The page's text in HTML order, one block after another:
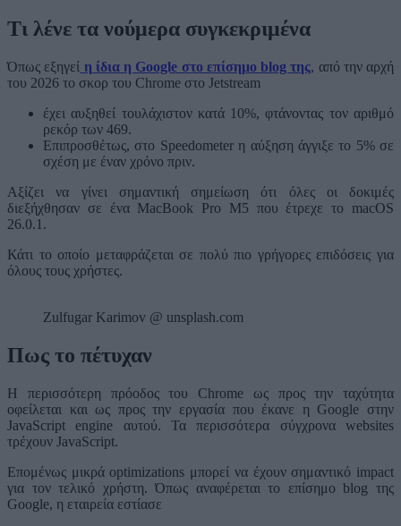
Τι λένε τα νούμερα συγκεκριμένα
Όπως εξηγεί η ίδια η Google στο επίσημο blog της, από την αρχή
του 2026 το σκορ του Chrome στο Jetstream
έχει αυξηθεί τουλάχιστον κατά 10%, φτάνοντας τον αριθμό
ρεκόρ των 469.
Επιπροσθέτως, στο Speedometer η αύξηση άγγιξε το 5% σε
σχέση με έναν χρόνο πριν.
Αξίζει να γίνει σημαντική σημείωση ότι όλες οι δοκιμές
διεξήχθησαν σε ένα MacBook Pro M5 που έτρεχε το macOS
26.0.1.
Κάτι το οποίο μεταφράζεται σε πολύ πιο γρήγορες επιδόσεις για
όλους τους χρήστες.
Zulfugar Karimov @ unsplash.com
Πως το πέτυχαν
Η περισσότερη πρόοδος του Chrome ως προς την ταχύτητα
οφείλεται και ως προς την εργασία που έκανε η Google στην
JavaScript engine αυτού. Τα περισσότερα σύγχρονα websites
τρέχουν JavaScript.
Επομένως μικρά optimizations μπορεί να έχουν σημαντικό impact
για τον τελικό χρήστη. Όπως αναφέρεται το επίσημο blog της
Google, η εταιρεία εστίασε